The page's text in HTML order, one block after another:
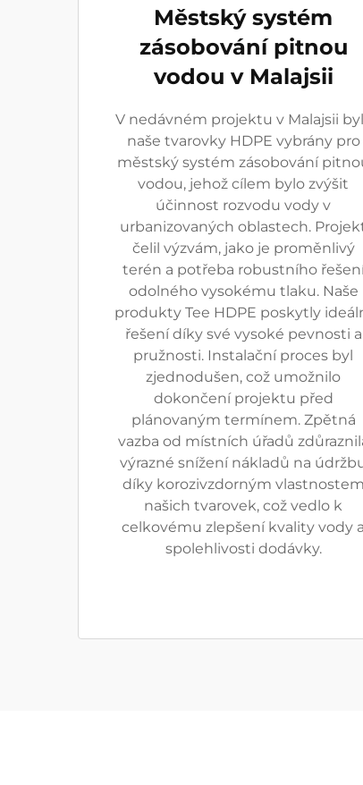
Městský systém
zásobování pitnou
vodou v Malajsii
V nedávném projektu v Malajsii
naše tvarovky HDPE vybrány pro
městský systém zásobování
vodou, jehož cílem bylo zvýšit
účinnost rozvodu vody v
urbanizovaných oblastech.
čelil výzvám, jako je proměnlivý
terén a potřeba robustního
odolného vysokému tlaku. Naše
produkty Tee HDPE poskytly
řešení díky své vysoké pevnosti a
pružnosti. Instalační proces byl
zjednodušen, což umožnilo
dokončení projektu před
plánovaným termínem. Zpětná
vazba od místních úřadů
výrazné snížení nákladů na
díky korozivzdorným vlastnostem
našich tvarovek, což vedlo k
celkovému zlepšení kvality vody a
spolehlivosti dodávky.